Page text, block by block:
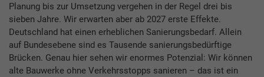
Planung bis zur Umsetzung vergehen in der Regel drei bis
sieben Jahre. Wir erwarten aber ab 2027 erste Effekte.
Deutschland hat einen erheblichen Sanierungsbedarf. Allein
auf Bundesebene sind es Tausende sanierungsbedürftige
Brücken. Genau hier sehen wir enormes Potenzial: Wir können
alte Bauwerke ohne Verkehrsstopps sanieren – das ist ein